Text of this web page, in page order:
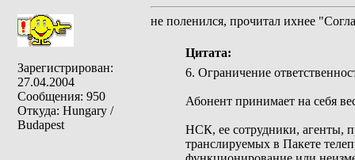
Зарегистрирован:
27.04.2004
Сообщения: 950
Откуда: Hungary /
Budapest
не поленился, прочитал ихнее
Цитата:
6. Ограничение
Абонент принимает на себя
НСК, ее сотрудники, агенты,
транслируемых в Пакете